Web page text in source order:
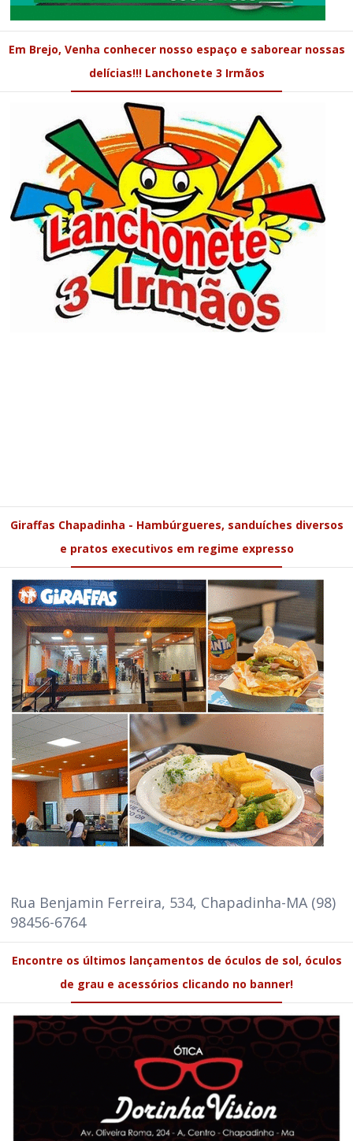
Em Brejo, Venha conhecer nosso espaço e saborear nossas
delícias!!! Lanchonete 3 Irmãos
Giraffas Chapadinha - Hambúrgueres, sanduíches diversos
e pratos executivos em regime expresso
Rua Benjamin Ferreira, 534, Chapadinha-MA (98)
98456-6764
Encontre os últimos lançamentos de óculos de sol, óculos
de grau e acessórios clicando no banner!